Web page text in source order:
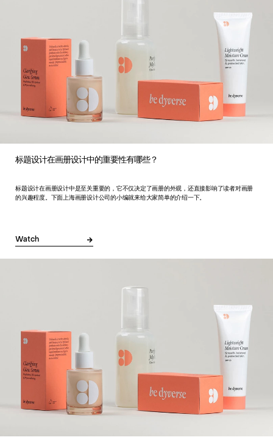
标题设计在画册设计中的重要性有哪些？
标题设计在画册设计中是至关重要的，它不仅决定了画册的外观，还直接影响了读者对画册
的兴趣程度。下面上海画册设计公司的小编就来给大家简单的介绍一下。
Watch